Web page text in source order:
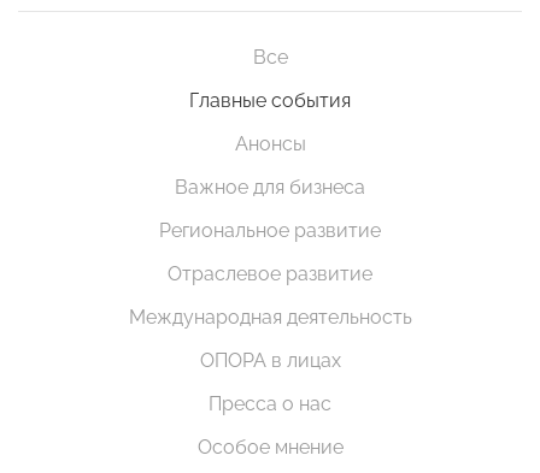
Все
Главные события
Анонсы
Важное для бизнеса
Региональное развитие
Отраслевое развитие
Международная деятельность
ОПОРА в лицах
Пресса о нас
Особое мнение